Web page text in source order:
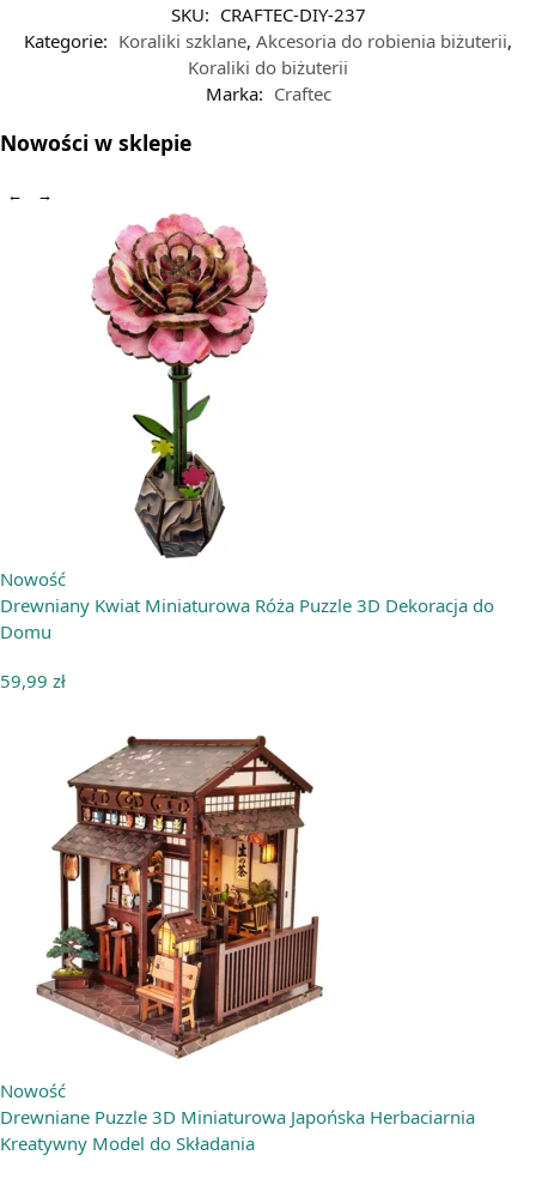
SKU: CRAFTEC-DIY-237
Kategorie: Koraliki szklane, Akcesoria do robienia biżuterii,
Koraliki do biżuterii
Marka: Craftec
Nowości w sklepie
← →
Nowość
Drewniany Kwiat Miniaturowa Róża Puzzle 3D Dekoracja do
Domu
59,99 zł
Nowość
Drewniane Puzzle 3D Miniaturowa Japońska Herbaciarnia
Kreatywny Model do Składania